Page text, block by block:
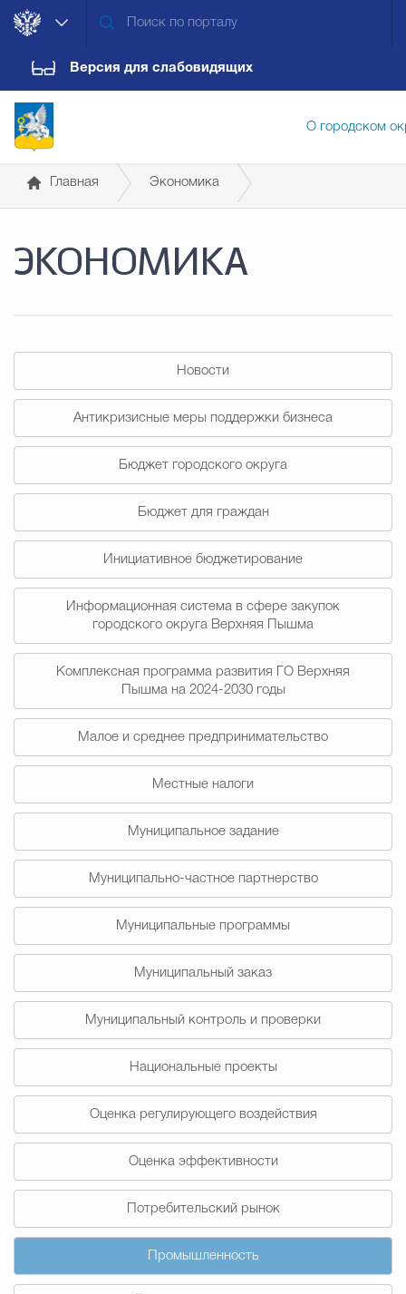
Версия для слабовидящих
О городском
Дума городского округа
Муниципальная
Городская среда
Экономика
Счётная палата Городского
Избирательная
Гостям Городского
Градостроительство и
Государственные организации
Главная Экономика
ЭКОНОМИКА
Новости
Антикризисные меры поддержки бизнеса
Бюджет городского округа
Бюджет для граждан
Инициативное бюджетирование
Информационная система в сфере закупок
городского округа Верхняя Пышма
Комплексная программа развития ГО Верхняя
Пышма на 2024-2030 годы
Малое и среднее предпринимательство
Местные налоги
Муниципальное задание
Муниципально-частное партнерство
Муниципальные программы
Муниципальный заказ
Муниципальный контроль и проверки
Национальные проекты
Оценка регулирующего воздействия
Оценка эффективности
Потребительский рынок
Промышленность